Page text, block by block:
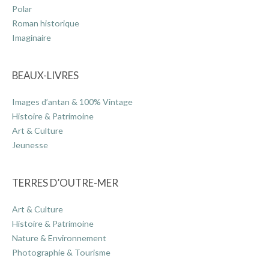
Polar
Roman historique
Imaginaire
BEAUX-LIVRES
Images d’antan & 100% Vintage
Histoire & Patrimoine
Art & Culture
Jeunesse
TERRES D’OUTRE-MER
Art & Culture
Histoire & Patrimoine
Nature & Environnement
Photographie & Tourisme